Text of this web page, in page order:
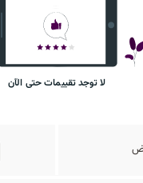
لا توجد تقييمات حتى الآن